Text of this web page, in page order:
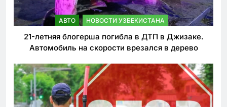
АВТО НОВОСТИ УЗБЕКИСТАНА
21-летняя блогерша погибла в ДТП в Джизаке.
Автомобиль на скорости врезался в дерево